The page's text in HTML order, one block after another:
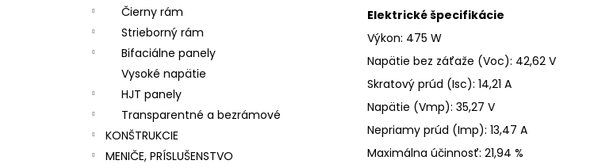
Čierny rám
Strieborný rám
Bifaciálne panely
Vysoké napätie
HJT panely
Transparentné a bezrámové
KONŠTRUKCIE
MENIČE, PRÍSLUŠENSTVO
Elektrické špecifikácie
Výkon: 475 W
Napätie bez záťaže (Voc): 42,62 V
Skratový prúd (Isc): 14,21 A
Napätie (Vmp): 35,27 V
Nepriamy prúd (Imp): 13,47 A
Maximálna účinnosť: 21,94 %